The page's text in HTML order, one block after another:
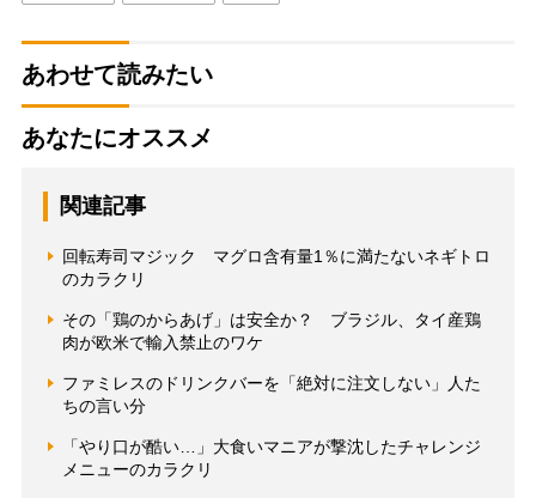
あわせて読みたい
あなたにオススメ
関連記事
回転寿司マジック マグロ含有量1％に満たないネギトロ
のカラクリ
その「鶏のからあげ」は安全か？ ブラジル、タイ産鶏
肉が欧米で輸入禁止のワケ
ファミレスのドリンクバーを「絶対に注文しない」人た
ちの言い分
「やり口が酷い…」大食いマニアが撃沈したチャレンジ
メニューのカラクリ